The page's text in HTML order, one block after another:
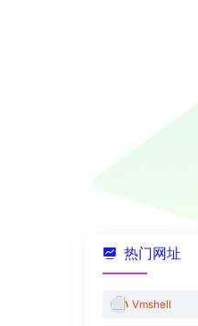
热门网址
Vmshell